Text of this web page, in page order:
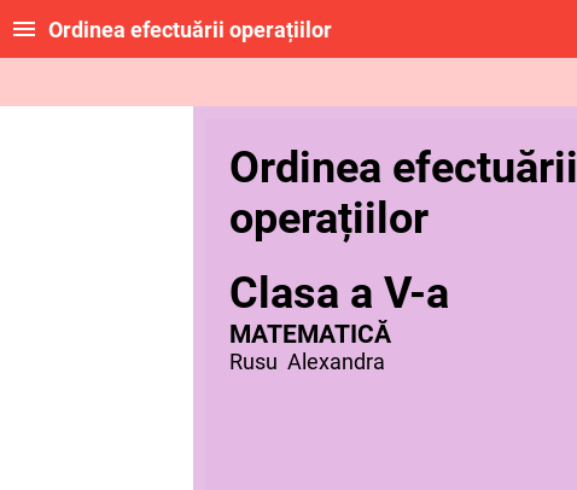
Ordinea efectuării operațiilor
Ordinea efectuării
operațiilor
Clasa a V-a
MATEMATICĂ
Rusu Alexandra